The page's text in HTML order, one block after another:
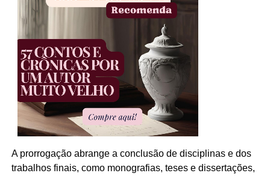
A prorrogação abrange a conclusão de disciplinas e dos
trabalhos finais, como monografias, teses e dissertações,